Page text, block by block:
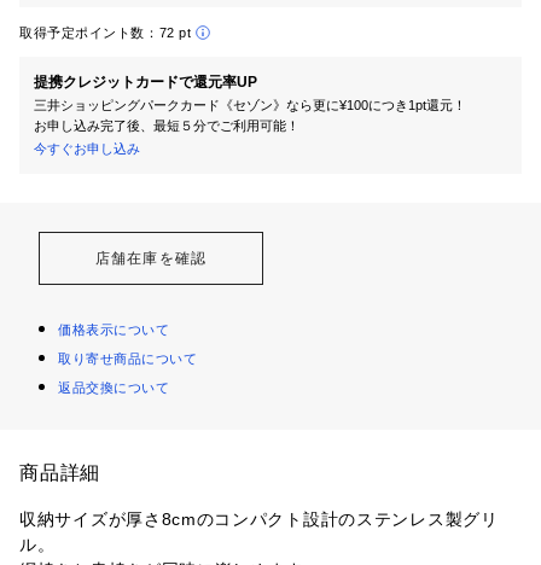
取得予定ポイント数： 72 pt
提携クレジットカードで還元率UP
三井ショッピングパークカード《セゾン》なら更に¥100につき1pt還元！
お申し込み完了後、最短５分でご利用可能！
今すぐお申し込み
店舗在庫を確認
価格表示について
取り寄せ商品について
返品交換について
商品詳細
収納サイズが厚さ8cmのコンパクト設計のステンレス製グリ
ル。